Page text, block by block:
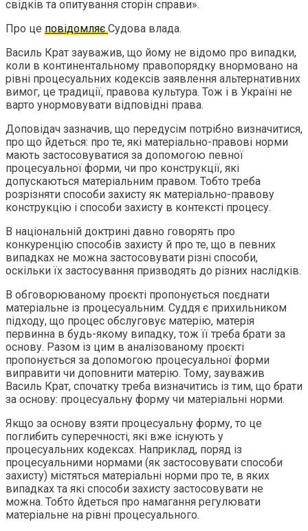
свідків та опитування сторін справи».
Про це повідомляєСудова влада.
Василь Крат зауважив, що йому не відомо про випадки,
коли в континентальному правопорядку внормовано на
рівні процесуальних кодексів заявлення альтернативних
вимог, це традиції, правова культура. Тож і в Україні не
варто унормовувати відповідні права.
Доповідач зазначив, що передусім потрібно визначитися,
про що йдеться: про те, які матеріально-правові норми
мають застосовуватися за допомогою певної
процесуальної форми, чи про конструкції, які
допускаються матеріальним правом. Тобто треба
розрізняти способи захисту як матеріально-правову
конструкцію і способи захисту в контексті процесу.
В національній доктрині давно говорять про
конкуренцію способів захисту й про те, що в певних
випадках не можна застосовувати різні способи,
оскільки їх застосування призводять до різних наслідків.
В обговорюваному проєкті пропонується поєднати
матеріальне із процесуальним. Суддя є прихильником
підходу, що процес обслуговує матерію, матерія
первинна в будь-якому випадку, тож її треба брати за
основу. Разом із цим в аналізованому проєкті
пропонується за допомогою процесуальної форми
виправити чи доповнити матерію. Тому, зауважив
Василь Крат, спочатку треба визначитись із тим, що брати
за основу: процесуальну форму чи матеріальні норми.
Якщо за основу взяти процесуальну форму, то це
поглибить суперечності, які вже існують у
процесуальних кодексах. Наприклад, поряд із
процесуальними нормами (як застосовувати способи
захисту) містяться матеріальні норми про те, в яких
випадках та які способи захисту застосовувати не
можна. Тобто йдеться про намагання регулювати
матеріальне на рівні процесуального.